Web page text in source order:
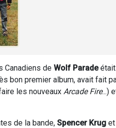
Canadiens de Wolf Paradeétait
bon premier album, avait fait
les nouveaux Arcade Fire...)
de la bande, Spencer Krug et